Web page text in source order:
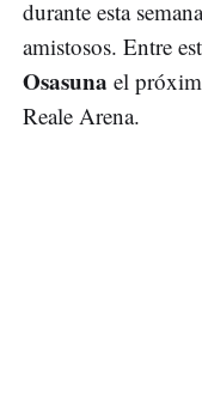
durante esta
amistosos. Entre
Osasuna el
Reale Arena.